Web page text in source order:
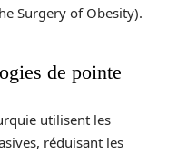
Surgery of Obesity).
de pointe
utilisent les
réduisant les